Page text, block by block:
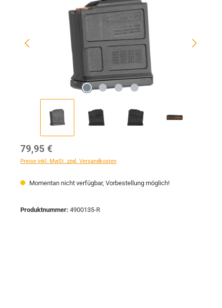
Regulärer Preis:
79,95 €
Preise inkl. MwSt. zzgl. Versandkosten
Momentan nicht verfügbar, Vorbestellung möglich!
Produktnummer: 4900135-R